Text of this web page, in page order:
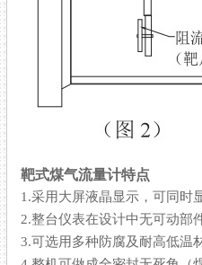
靶式煤气流量计特点
1.采用大屏液晶显示，可同时显
2.整台仪表在设计中无可动部件
3.可选用多种防腐及耐高低温材质